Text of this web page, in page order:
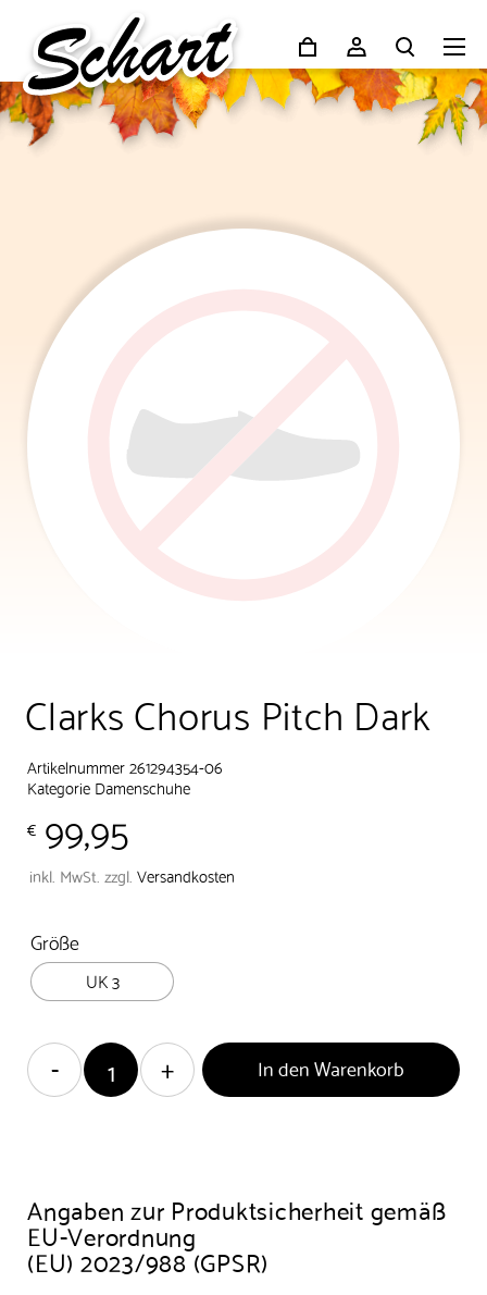
Clarks Chorus Pitch Dark
Artikelnummer 261294354-06
KategorieDamenschuhe
€ 99,95
inkl. MwSt.zzgl.Versandkosten
Größe
UK 3
In den Warenkorb
Angaben zur Produktsicherheit gemäß
EU-Verordnung
(EU) 2023/988 (GPSR)